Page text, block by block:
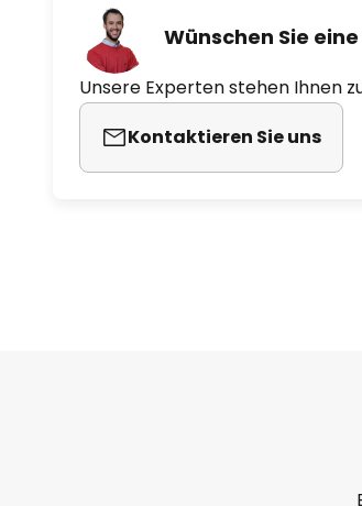
Wünschen Sie
Unsere Experten stehen Ihnen
Kontaktieren Sie uns